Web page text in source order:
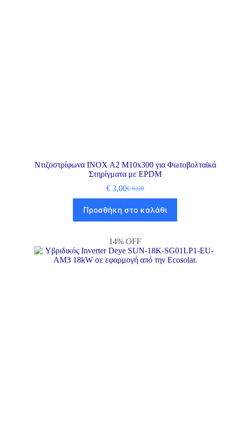
Ντιζοστρίφωνα INOX A2 M10x300 για Φωτοβολταϊκά
Στηρίγματα με EPDM
€6,00
€3,00
Προσθήκη στο καλάθι
14% OFF